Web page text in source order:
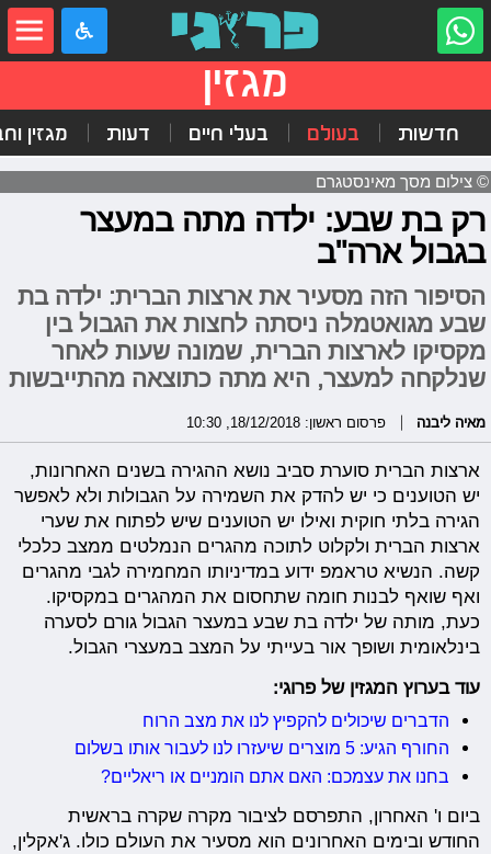
מגזין
חדשות בעולם בעלי חיים דעות מגזין
© צילום מסך מאינסטגרם
רק בת שבע: ילדה מתה במעצר
בגבול ארה"ב
הסיפור הזה מסעיר את ארצות הברית: ילדה בת
שבע מגואטמלה ניסתה לחצות את הגבול בין
מקסיקו לארצות הברית, שמונה שעות לאחר
שנלקחה למעצר, היא מתה כתוצאה מהתייבשות
מאיה ליבנה פרסום ראשון: 18/12/2018, 10:30
ארצות הברית סוערת סביב נושא ההגירה בשנים האחרונות,
יש הטוענים כי יש להדק את השמירה על הגבולות ולא לאפשר
הגירה בלתי חוקית ואילו יש הטוענים שיש לפתוח את שערי
ארצות הברית ולקלוט לתוכה מהגרים הנמלטים ממצב כלכלי
קשה. הנשיא טראמפ ידוע במדיניותו המחמירה לגבי מהגרים
ואף שואף לבנות חומה שתחסום את המהגרים במקסיקו.
כעת, מותה של ילדה בת שבע במעצר הגבול גורם לסערה
בינלאומית ושופך אור בעייתי על המצב במעצרי הגבול.
עוד בערוץ המגזין של פרוגי:
הדברים שיכולים להקפיץ לנו את מצב הרוח
החורף הגיע: 5 מוצרים שיעזרו לנו לעבור אותו בשלום
בחנו את עצמכם: האם אתם הומניים או ריאליים?
ביום ו' האחרון, התפרסם לציבור מקרה שקרה בראשית
החודש ובימים האחרונים הוא מסעיר את העולם כולו. ג'אקלין,